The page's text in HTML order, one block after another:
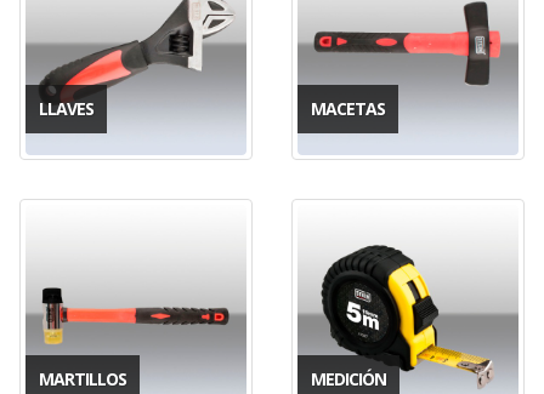
LLAVES MACETAS
MARTILLOS MEDICIÓN